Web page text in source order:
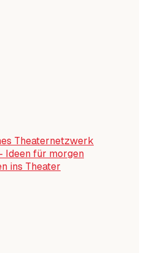
Theaternetzwerk
Ideen für morgen
ins Theater